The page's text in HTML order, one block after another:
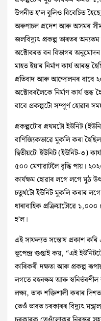
উপনীত হ’ল বুলিও বিবেচিত
অৰুণাচল প্ৰদেশ আৰু অসমৰ
জলবিদ্যুৎ প্ৰকল্প ভাৰতৰ
অক্টোবৰত বন বিভাগৰ
মাহত ইয়াৰ নিৰ্মাণ কাৰ্য আৰম্ভ
প্ৰতিবাদ আৰু আন্দোলনৰ বাবে
অক্টোবৰলৈকে নিৰ্মাণ কাৰ্য
বাবে প্ৰকল্পটো সম্পূৰ্ণ হোৱাৰ
প্ৰকল্পটোৰ প্ৰথমটো ইউনিট
বাণিজ্যিকভাৱে মুকলি কৰা
দ্বিতীয়টো ইউনিট (ইউনিট-৩)
৫০০ মেগাৱাটলৈ বৃদ্ধি পায়।
কাৰ্যক্ষম হোৱাৰ লগে লগে মুঠ
চতুৰ্থটো ইউনিট মুকলি কৰাৰ
ধাৰাবাহিক প্ৰক্ৰিয়াটোৱে
হ’ল।
এই সাফল্যত সন্তোষ প্ৰকাশ কৰি
ভূপেন্দ্ৰ গুপ্তাই কয়, “এই
কাৰিকৰী দক্ষতা আৰু প্ৰকল্প
লগতে বহনক্ষম আৰু স্বনিৰ্ভৰশীল
লক্ষ্য, তাক শক্তিশালী কৰাৰ
তেওঁ ভাৰত চৰকাৰৰ বিদ্যুৎ